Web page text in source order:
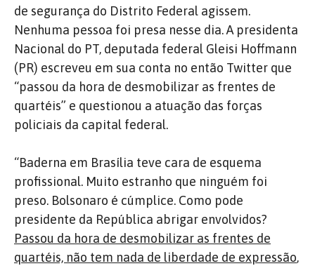
de segurança do Distrito Federal agissem.
Nenhuma pessoa foi presa nesse dia. A presidenta
Nacional do PT, deputada federal Gleisi Hoffmann
(PR) escreveu em sua conta no então Twitter que
“passou da hora de desmobilizar as frentes de
quartéis” e questionou a atuação das forças
policiais da capital federal.
“Baderna em Brasília teve cara de esquema
profissional. Muito estranho que ninguém foi
preso. Bolsonaro é cúmplice. Como pode
presidente da República abrigar envolvidos?
Passou da hora de desmobilizar as frentes de
quartéis, não tem nada de liberdade de expressão,